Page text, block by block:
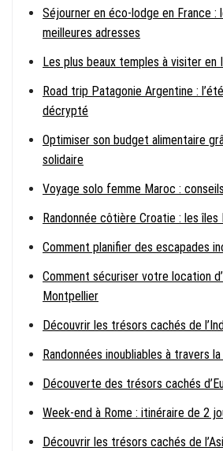
Séjourner en éco-lodge en France :
meilleures adresses
Les plus beaux temples à visiter en
Road trip Patagonie Argentine :
décrypté
Optimiser son budget alimentaire
solidaire
Voyage solo femme Maroc :
Randonnée côtière Croatie : les îles
Comment planifier des escapades
Comment sécuriser votre location
Montpellier
Découvrir les trésors cachés de
Randonnées inoubliables à travers
Découverte des trésors cachés
Week-end à Rome : itinéraire de 2
Découvrir les trésors cachés de